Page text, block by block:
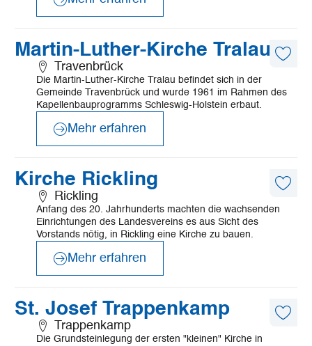
Martin-Luther-Kirche Tralau
Travenbrück
Die Martin-Luther-Kirche Tralau befindet sich in der
Gemeinde Travenbrück und wurde 1961 im Rahmen des
Kapellenbauprogramms Schleswig-Holstein erbaut.
Mehr
erfahren
Mehr erfahren
Kirche Rickling
Rickling
Anfang des 20. Jahrhunderts machten die wachsenden
Einrichtungen des Landesvereins es aus Sicht des
Vorstands nötig, in Rickling eine Kirche zu bauen.
Mehr
erfahren
Mehr erfahren
St. Josef Trappenkamp
Trappenkamp
Die Grundsteinlegung der ersten "kleinen" Kirche in
Mehr
erfahren